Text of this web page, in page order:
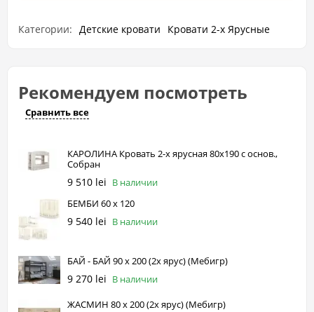
Категории: Детские кровати Кровати 2-х Ярусные
Рекомендуем посмотреть
Сравнить все
КАРОЛИНА Кровать 2-х ярусная 80x190 с основ.,
Собран
9 510 lei В наличии
БЕМБИ 60 х 120
9 540 lei В наличии
БАЙ - БАЙ 90 х 200 (2х ярус) (Mебигр)
9 270 lei В наличии
ЖАСМИН 80 х 200 (2х ярус) (Mебигр)